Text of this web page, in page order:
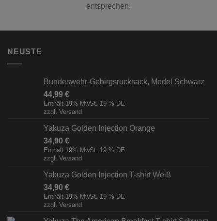
entsprechen.
NEUSTE
Bundeswehr-Gebirgsrucksack, Model Schwarz
44,99 €
Enthält 19% MwSt. 19 % DE
zzgl. Versand
Yakuza Golden Injection Orange
34,90 €
Enthält 19% MwSt. 19 % DE
zzgl. Versand
Yakuza Golden Injection T-shirt Weiß
34,90 €
Enthält 19% MwSt. 19 % DE
zzgl. Versand